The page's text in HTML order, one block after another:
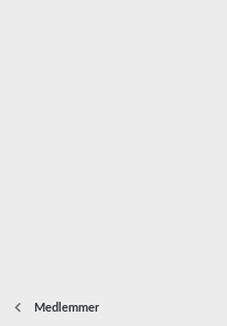
Medlemmer